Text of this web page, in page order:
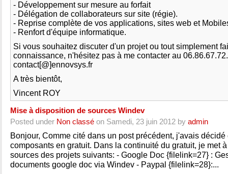
- Développement sur mesure au forfait
- Délégation de collaborateurs sur site (régie).
- Reprise complète de vos applications, sites web et
- Renfort d'équipe informatique.
Si vous souhaitez discuter d'un projet ou tout simplement
connaissance, n'hésitez pas à me contacter au
contact[@]ennovsys.fr
A très bientôt,
Vincent ROY
Mise à disposition de sources Windev
Posted under Non classé on Samedi, 23 juin 2012 by admin
Bonjour, Comme cité dans un post précédent, j'avais
composants en gratuit. Dans la continuité du gratuit, je met
sources des projets suivants: - Google Doc {filelink=27} :
documents google doc via Windev - Paypal {filelink=28}:...